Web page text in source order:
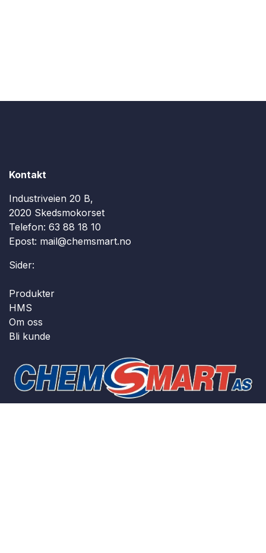
Kontakt
Industriveien 20 B,
2020 Skedsmokorset
Telefon: 63 88 18 10
Epost: mail@chemsmart.no
Sider:
Produkter
HMS
Om oss
Bli kunde